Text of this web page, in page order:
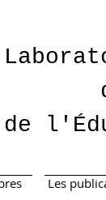
de
Les